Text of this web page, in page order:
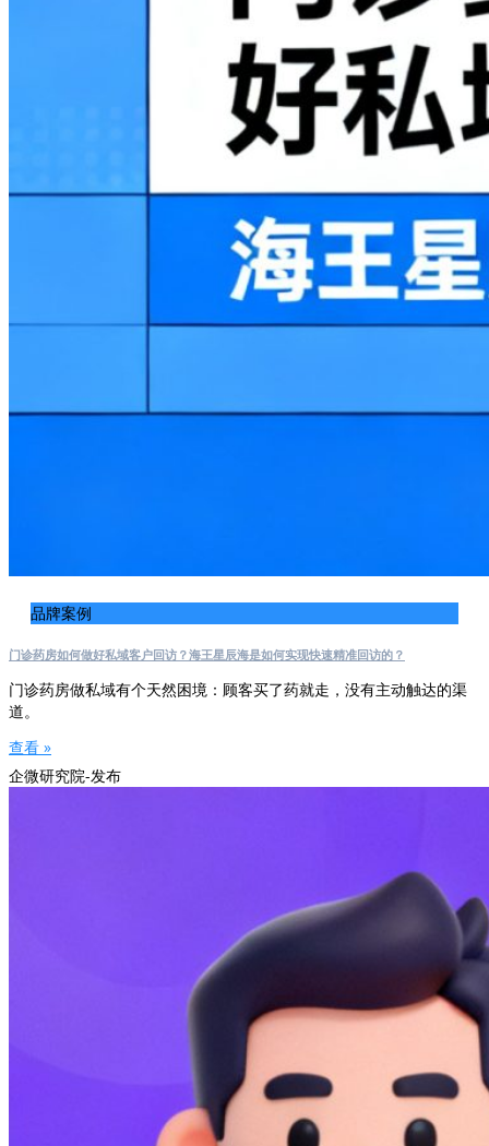
品牌案例
门诊药房如何做好私域客户回访？海王星辰海是如何实现快速精准回访的？
门诊药房做私域有个天然困境：顾客买了药就走，没有主动触达的渠
道。
查看 »
企微研究院-发布